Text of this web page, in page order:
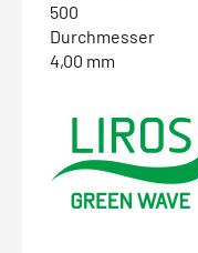
500
Durchmesser
4,00 mm